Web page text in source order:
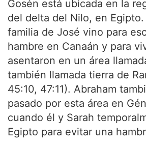
Gosén está ubicada en la
del delta del Nilo, en
familia de José vino para
hambre en Canaán y para
asentaron en un área
también llamada tierra de
45:10, 47:11). Abraham
pasado por esta área en
cuando él y Sarah
Egipto para evitar una